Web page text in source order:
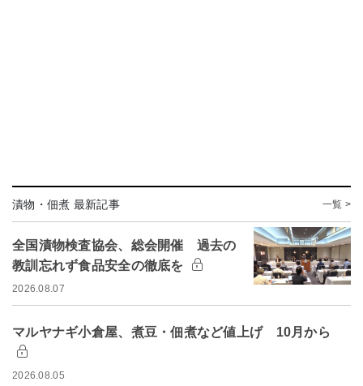
漬物・佃煮 最新記事 一覧 >
全国漬物検査協会、総会開催 過去の
教訓忘れず食品安全の徹底を
2026.08.07
マルヤナギ小倉屋、煮豆・佃煮など値上げ 10月から
2026.08.05